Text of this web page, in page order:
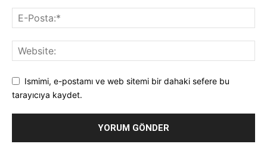
Ismimi, e-postamı ve web sitemi bir dahaki sefere bu
tarayıcıya kaydet.